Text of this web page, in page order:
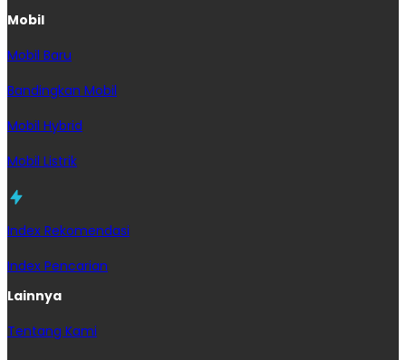
Mobil
Mobil Baru
Bandingkan Mobil
Mobil Hybrid
Mobil Listrik
Index Rekomendasi
Index Pencarian
Lainnya
Tentang Kami